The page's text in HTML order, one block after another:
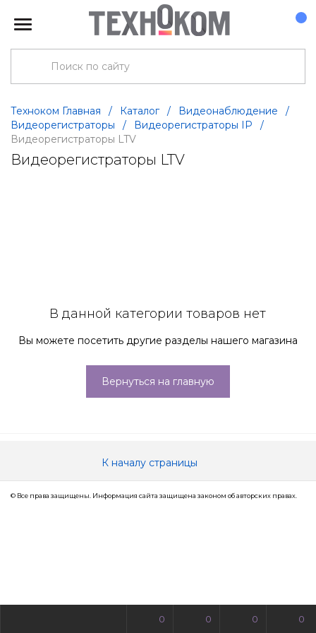
0 0 0 0
Техноком Главная / Каталог / Видеонаблюдение
/
Видеорегистраторы
/ Видеорегистраторы IP
/
Видеорегистраторы LTV
Видеорегистраторы LTV
В данной категории товаров нет
Вы можете посетить другие разделы нашего магазина
Вернуться на главную
К началу страницы
© Все права защищены. Информация сайта защищена законом об авторских правах.